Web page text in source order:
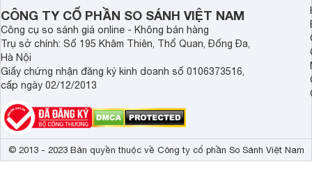
Demax, Hubert và
CÔNG TY CỔ PHẦN SO SÁNH VIỆT NAM
Công cụ so sánh giá online - Không bán hàng
Trụ sở chính: Số 195 Khâm Thiên, Thổ Quan, Đống Đa,
Hà Nội
Giấy chứng nhận đăng ký kinh doanh số 0106373516,
cấp ngày 02/12/2013
© 2013 - 2023 Bản quyền thuộc về Công ty cổ phần So Sánh Việt Nam